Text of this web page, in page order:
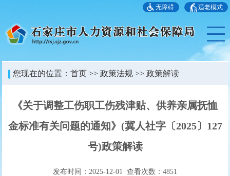
无障碍 适老模式
您现在的位置：首页 >>政策法规 >>政策解读
《关于调整工伤职工伤残津贴、供养亲属抚恤
金标准有关问题的通知》(冀人社字〔2025〕127
号)政策解读
发布时间：2025-12-01 查看次数： 4851